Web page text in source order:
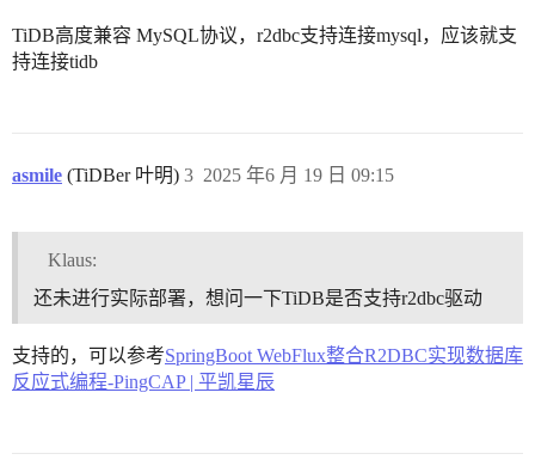
TiDB高度兼容 MySQL协议，r2dbc支持连接mysql，应该就支
持连接tidb
asmile (TiDBer 叶明) 2025 年6 月 19 日 09:15
3
Klaus:
还未进行实际部署，想问一下TiDB是否支持r2dbc驱动
支持的，可以参考SpringBoot WebFlux整合R2DBC实现数据库
反应式编程-PingCAP | 平凯星辰